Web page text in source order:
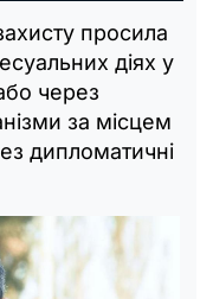
просила
діях у
через
за місцем
дипломатичні